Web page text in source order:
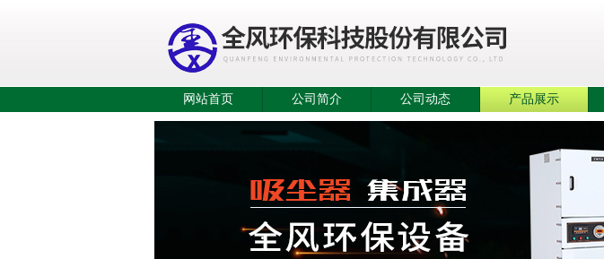
网站首页 公司简介 公司动态 产品展示